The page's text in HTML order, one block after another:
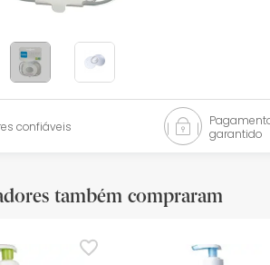
confiáveis
garantido
também compraram